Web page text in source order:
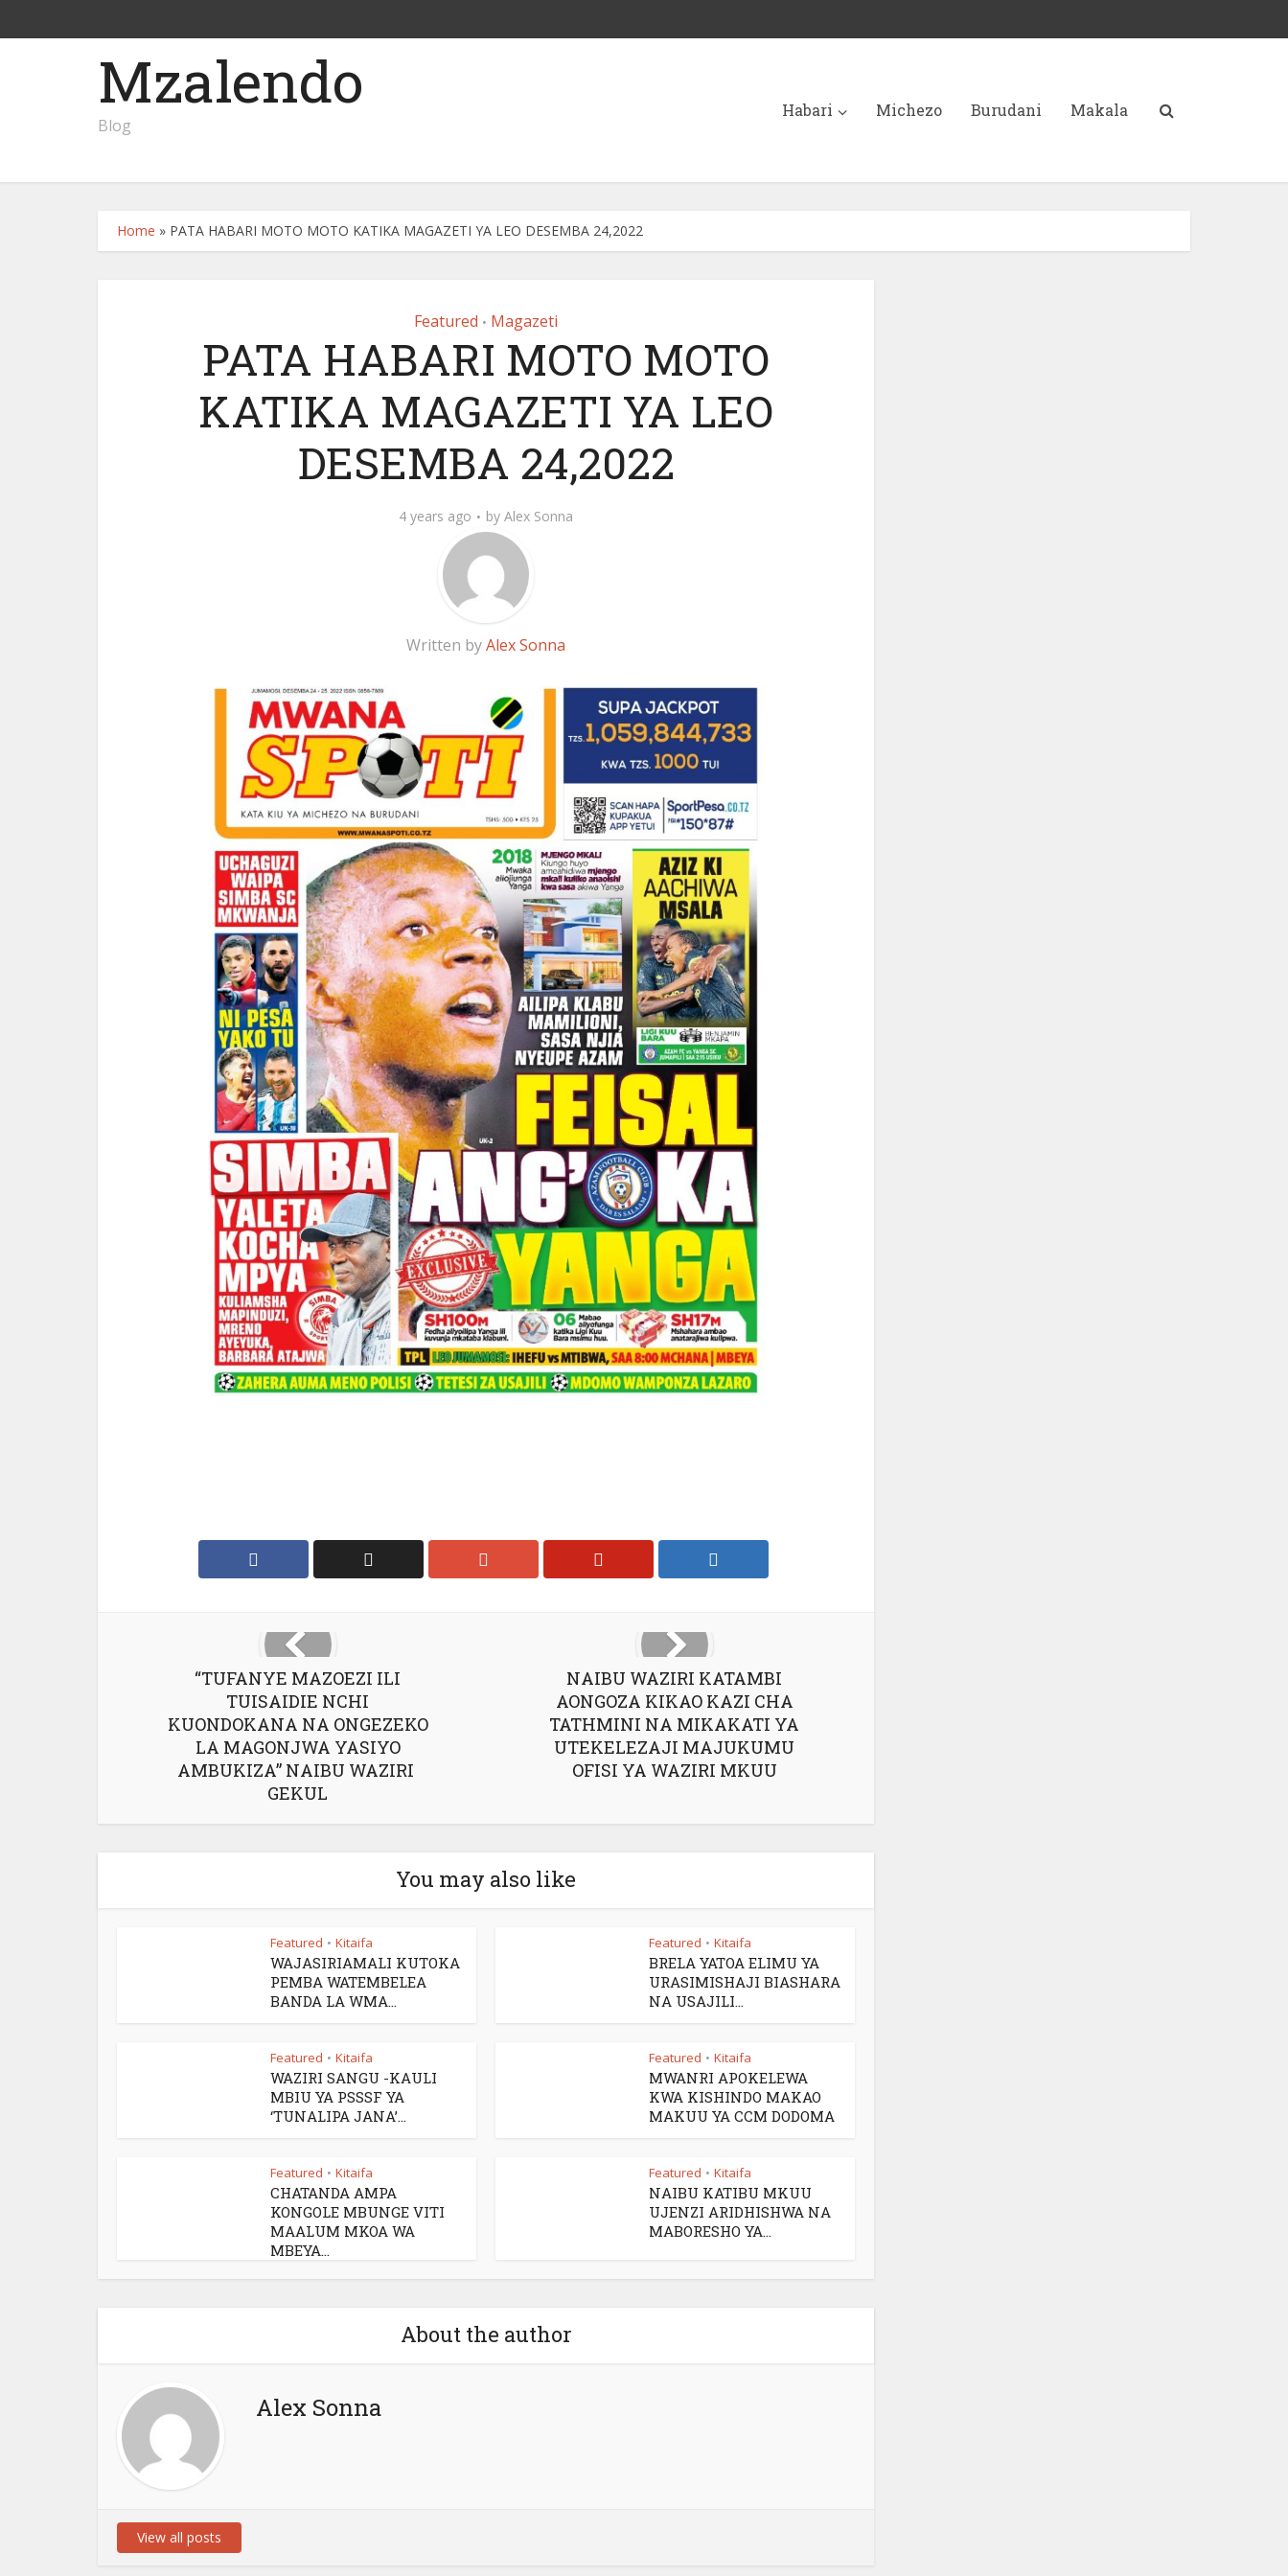
Mzalendo
Blog
Habari Michezo Burudani Makala
Home » PATA HABARI MOTO MOTO KATIKA MAGAZETI YA LEO DESEMBA 24,2022
Featured • Magazeti
PATA HABARI MOTO MOTO
KATIKA MAGAZETI YA LEO
DESEMBA 24,2022
4 years ago by Alex Sonna
Written byAlex Sonna
“TUFANYE MAZOEZI ILI
TUISAIDIE NCHI
KUONDOKANA NA ONGEZEKO
LA MAGONJWA YASIYO
AMBUKIZA” NAIBU WAZIRI
GEKUL
NAIBU WAZIRI KATAMBI
AONGOZA KIKAO KAZI CHA
TATHMINI NA MIKAKATI YA
UTEKELEZAJI MAJUKUMU
OFISI YA WAZIRI MKUU
You may also like
Featured • Kitaifa
WAJASIRIAMALI KUTOKA
PEMBA WATEMBELEA
BANDA LA WMA...
Featured • Kitaifa
BRELA YATOA ELIMU YA
URASIMISHAJI BIASHARA
NA USAJILI...
Featured • Kitaifa
WAZIRI SANGU -KAULI
MBIU YA PSSSF YA
‘TUNALIPA JANA’...
Featured • Kitaifa
MWANRI APOKELEWA
KWA KISHINDO MAKAO
MAKUU YA CCM DODOMA
Featured • Kitaifa
CHATANDA AMPA
KONGOLE MBUNGE VITI
MAALUM MKOA WA
MBEYA...
Featured • Kitaifa
NAIBU KATIBU MKUU
UJENZI ARIDHISHWA NA
MABORESHO YA...
About the author
Alex Sonna
View all posts